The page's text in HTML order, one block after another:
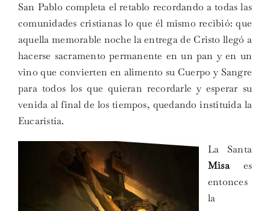
San Pablo completa el retablo recordando a todas las
comunidades cristianas lo que él mismo recibió: que
aquella memorable noche la entrega de Cristo llegó a
hacerse sacramento permanente en un pan y en un
vino que convierten en alimento su Cuerpo y Sangre
para todos los que quieran recordarle y esperar su
venida al final de los tiempos, quedando instituida la
Eucaristía.
La Santa
Misaes
entonces
la